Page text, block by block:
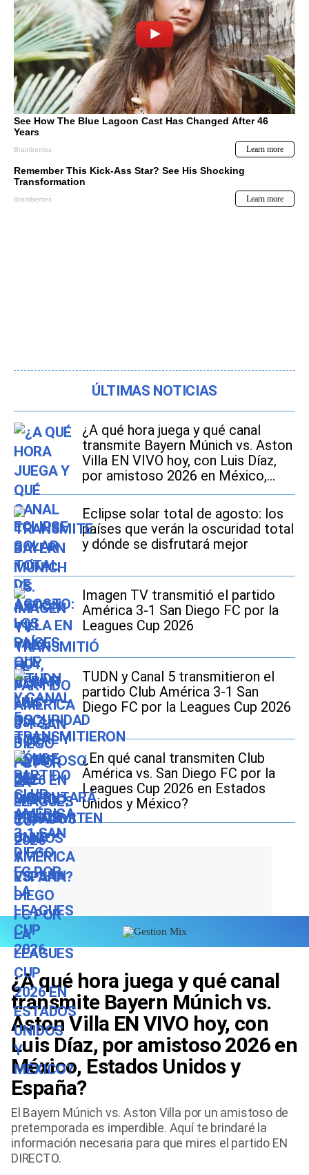
ÚLTIMAS NOTICIAS
¿A qué hora juega y qué canal
transmite Bayern Múnich vs. Aston
Villa EN VIVO hoy, con Luis Díaz,
por amistoso 2026 en México,
Estados Unidos y España?
Eclipse solar total de agosto: los
países que verán la oscuridad total
y dónde se disfrutará mejor
Imagen TV transmitió el partido
América 3-1 San Diego FC por la
Leagues Cup 2026
TUDN y Canal 5 transmitieron el
partido Club América 3-1 San
Diego FC por la Leagues Cup 2026
¿En qué canal transmiten Club
América vs. San Diego FC por la
Leagues Cup 2026 en Estados
Unidos y México?